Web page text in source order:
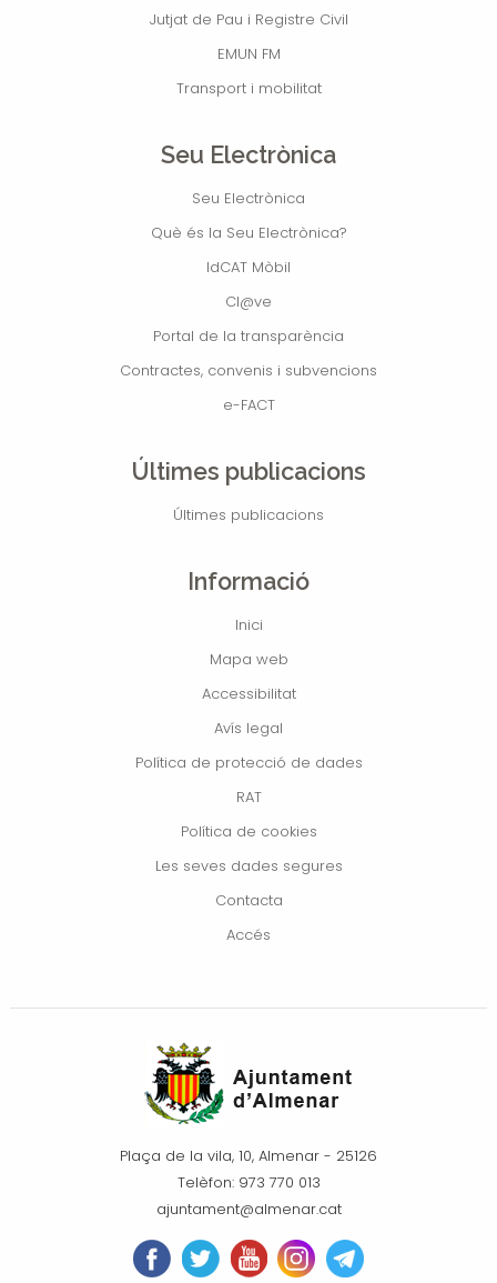
Jutjat de Pau i Registre Civil
EMUN FM
Transport i mobilitat
Seu Electrònica
Seu Electrònica
Què és la Seu Electrònica?
IdCAT Mòbil
Cl@ve
Portal de la transparència
Contractes, convenis i subvencions
e-FACT
Últimes publicacions
Últimes publicacions
Informació
Inici
Mapa web
Accessibilitat
Avís legal
Política de protecció de dades
RAT
Política de cookies
Les seves dades segures
Contacta
Accés
Plaça de la vila, 10, Almenar - 25126
Telèfon: 973 770 013
ajuntament@almenar.cat